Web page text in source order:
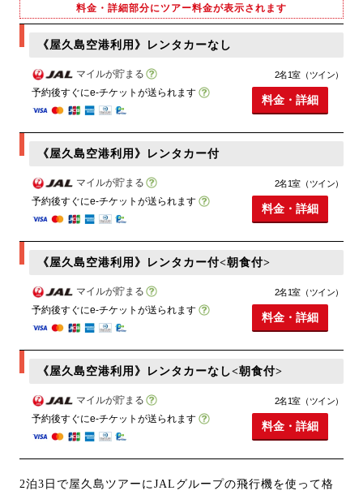
料金・詳細部分にツアー料金が表示されます
《屋久島空港利用》レンタカーなし
マイルが貯まる
予約後すぐにe-チケットが送られます
2名1室（ツイン）
料金・詳細
《屋久島空港利用》レンタカー付
マイルが貯まる
予約後すぐにe-チケットが送られます
2名1室（ツイン）
料金・詳細
《屋久島空港利用》レンタカー付<朝食付>
マイルが貯まる
予約後すぐにe-チケットが送られます
2名1室（ツイン）
料金・詳細
《屋久島空港利用》レンタカーなし<朝食付>
マイルが貯まる
予約後すぐにe-チケットが送られます
2名1室（ツイン）
料金・詳細
2泊3日で屋久島ツアーにJALグループの飛行機を使って格